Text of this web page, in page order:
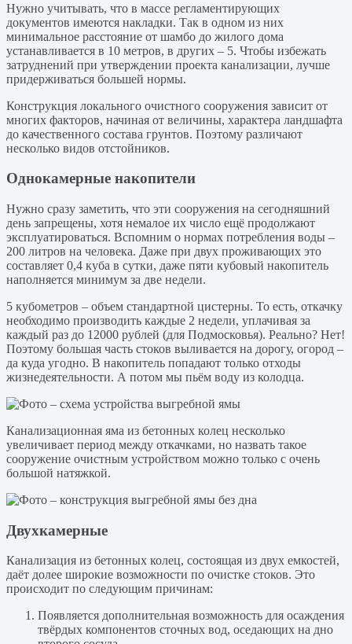
Нужно учитывать, что в массе регламентирующих
документов имеются накладки. Так в одном из них
минимальное расстояние от шамбо до жилого дома
устанавливается в 10 метров, в других – 5. Чтобы избежать
затруднений при утверждении проекта канализации, лучше
придерживаться большей нормы.
Конструкция локального очистного сооружения зависит от
многих факторов, начиная от величины, характера ландшафта
до качественного состава грунтов. Поэтому различают
несколько видов отстойников.
Однокамерные накопители
Нужно сразу заметить, что эти сооружения на сегодняшний
день запрещены, хотя немалое их число ещё продолжают
эксплуатироваться. Вспомним о нормах потребления воды –
200 литров на человека. Даже при двух проживающих это
составляет 0,4 куба в сутки, даже пяти кубовый накопитель
наполняется минимум за две недели.
5 кубометров – объем стандартной цистерны. То есть, откачку
необходимо производить каждые 2 недели, уплачивая за
каждый раз до 12000 рублей (для Подмосковья). Реально? Нет!
Поэтому большая часть стоков выливается на дорогу, огород –
да куда угодно. В накопитель попадают только отходы
жизнедеятельности. А потом мы пьём воду из колодца.
Канализационная яма из бетонных колец несколько
увеличивает период между откачками, но назвать такое
сооружение очистным устройством можно только с очень
большой натяжкой.
Двухкамерные
Канализация из бетонных колец, состоящая из двух емкостей,
даёт долее широкие возможности по очистке стоков. Это
происходит по следующим причинам:
Появляется дополнительная возможность для осаждения
твёрдых компонентов сточных вод, оседающих на дно